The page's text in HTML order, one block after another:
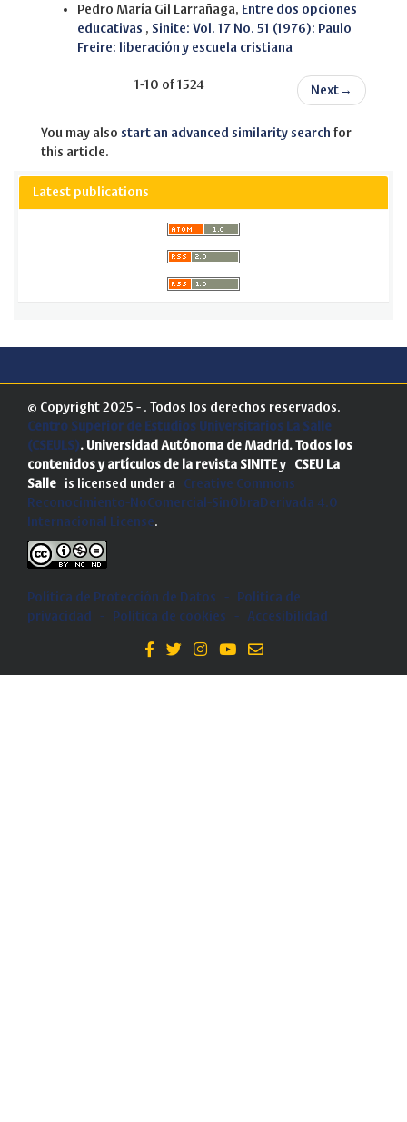
Pedro María Gil Larrañaga, Entre dos opciones
educativas , Sinite: Vol. 17 No. 51 (1976): Paulo
Freire: liberación y escuela cristiana
1-10 of 1524 Next →
You may also start an advanced similarity search for
this article.
Latest publications
© Copyright 2025 - . Todos los derechos reservados.
Centro Superior de Estudios Universitarios La Salle
(CSEULS). Universidad Autónoma de Madrid. Todos los
contenidos y artículos de la revista SINITEy CSEU La
Salle is licensed under a Creative Commons
Reconocimiento-NoComercial-SinObraDerivada 4.0
Internacional License.
Política de Protección de Datos -
Politica de
privacidad
- Política de cookies - Accesibilidad